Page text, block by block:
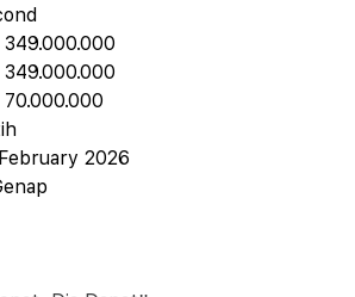
349.000.000
349.000.000
70.000.000
2026